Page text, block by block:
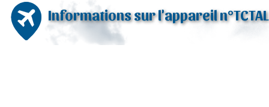
Informations sur l'appareil n°TCTAL